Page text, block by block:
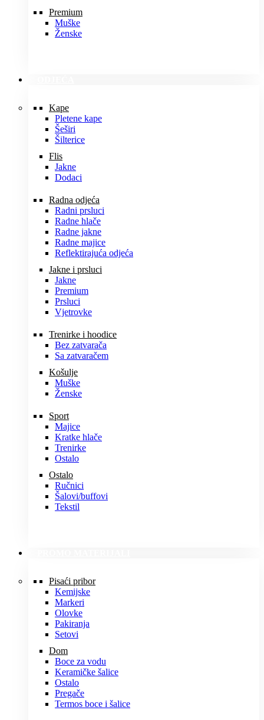
Premium
Muške
Ženske
Kape
Pletene kape
Šeširi
Šilterice
Flis
Jakne
Dodaci
Radna odjeća
Radni prsluci
Radne hlače
Radne jakne
Radne majice
Reflektirajuća odjeća
Jakne i prsluci
Jakne
Premium
Prsluci
Vjetrovke
Trenirke i hoodice
Bez zatvarača
Sa zatvaračem
Košulje
Muške
Ženske
Sport
Majice
Kratke hlače
Trenirke
Ostalo
Ostalo
Ručnici
Šalovi/buffovi
Tekstil
Pisaći pribor
Kemijske
Markeri
Olovke
Pakiranja
Setovi
Dom
Boce za vodu
Keramičke šalice
Ostalo
Pregače
Termos boce i šalice